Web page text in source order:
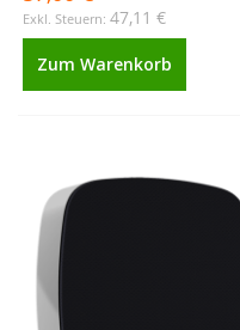
47,11 €
Zum Warenkorb